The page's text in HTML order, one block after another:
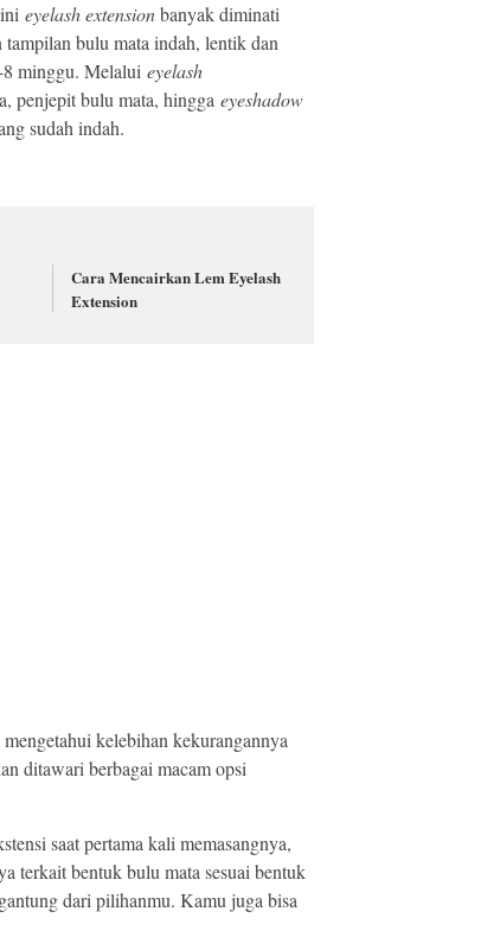
eyelash extensionbanyak diminati
bulu mata indah, lentik dan
minggu. Melalui eyelash
penjepit bulu mata, hingga eyeshadow
sudah indah.
Cara Mencairkan Lem Eyelash
Extension
kelebihan kekurangannya
ditawari berbagai macam opsi
saat pertama kali memasangnya,
terkait bentuk bulu mata sesuai bentuk
dari pilihanmu. Kamu juga bisa